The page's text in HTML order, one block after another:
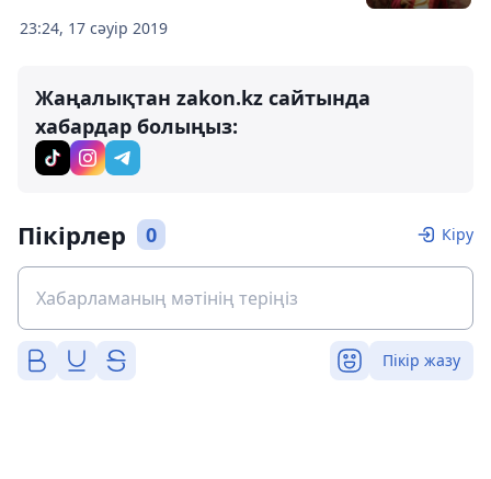
23:24, 17 сәуір 2019
Жаңалықтан zakon.kz сайтында
хабардар болыңыз:
Пікірлер 0 Кіру
Пікір жазу